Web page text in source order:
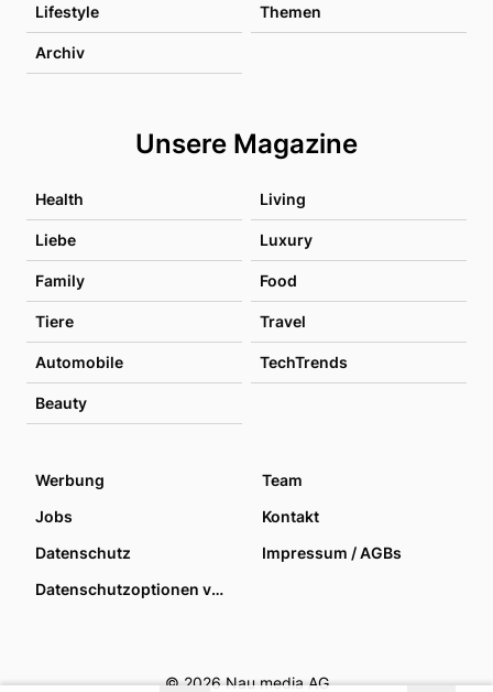
Lifestyle Themen
Archiv
Unsere Magazine
Health Living
Liebe Luxury
Family Food
Tiere Travel
Automobile TechTrends
Beauty
Werbung
Team
Jobs
Kontakt
Datenschutz
Impressum / AGBs
Datenschutzoptionen verwalten
© 2026 Nau media AG